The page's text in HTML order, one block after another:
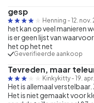
gesp
Henning - 12. nov.
het kan op veel manieren
is er geen lijst van
het op het net
Geverifieerde aankoop
Tevreden, maar
Kinkykitty - 19.
Het is allemaal
Het is niet gemaakt voor